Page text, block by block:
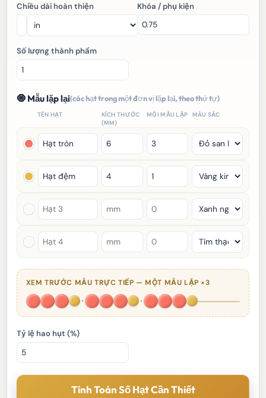
Chiều dài hoàn thiện Khóa / phụ kiện
Số lượng thành phẩm
🧿 Mẫu lặp lại(các hạt trong một đơn vị lặp lại, theo thứ tự)
TÊN HẠT
KÍCH THƯỚC
(MM)
MỖI MẪU LẶP MÀU SẮC
XEM TRƯỚC MẪU TRỰC TIẾP — MỘT MẪU LẶP ×3
· ·
Tỷ lệ hao hụt (%)
Tính Toán Số Hạt Cần Thiết